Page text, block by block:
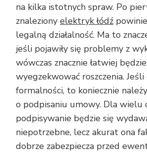
na kilka istotnych spraw. Po
znaleziony elektryk łódź
legalną działalność. Ma to
jeśli pojawiły się problemy z
wówczas znacznie łatwiej będzie
wyegzekwować roszczenia. Jeśli
formalności, to koniecznie
o podpisaniu umowy. Dla wielu
podpisywanie będzie się
niepotrzebne, lecz akurat ona
dobrze zabezpiecza przed